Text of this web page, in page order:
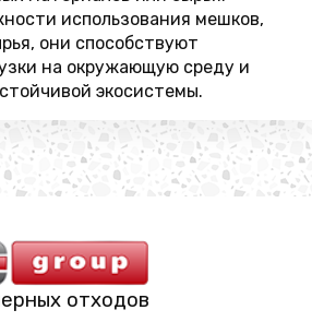
использования мешков,
они способствуют
на окружающую среду и
экосистемы.
отходов